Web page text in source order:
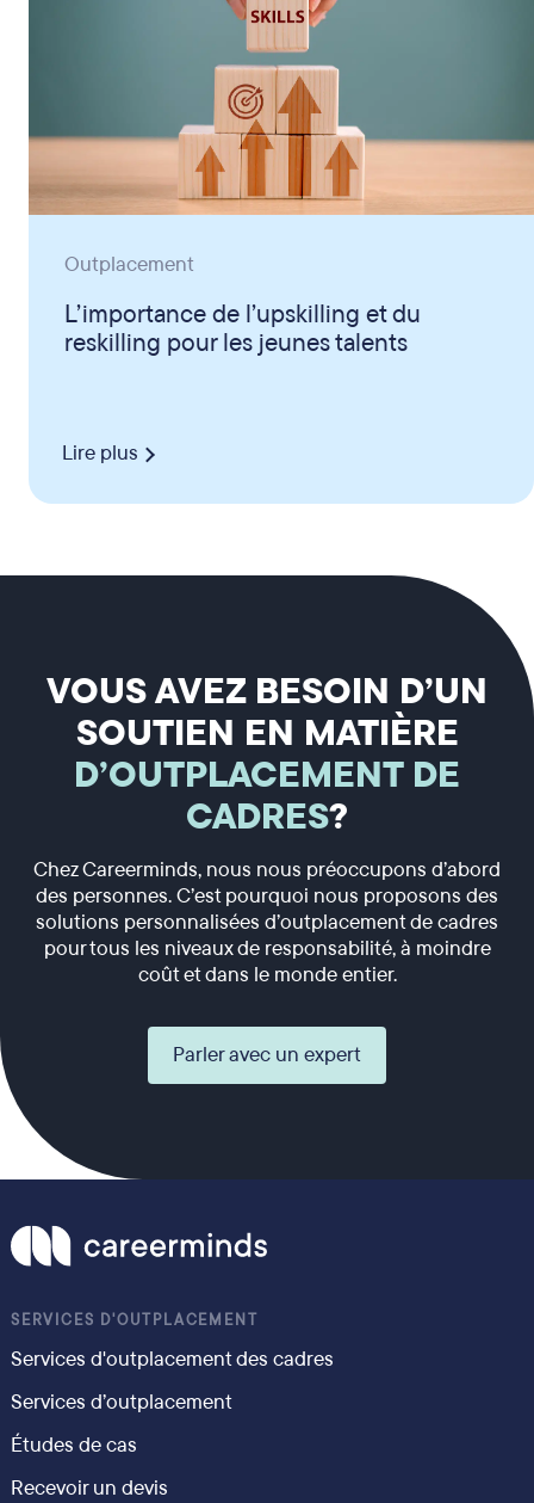
Outplacement
L’importance de l’upskilling et du
reskilling pour les jeunes talents
Lire plus
VOUS AVEZ BESOIN D’UN
SOUTIEN EN MATIÈRE
D’OUTPLACEMENT DE
CADRES?
Chez Careerminds, nous nous préoccupons d’abord
des personnes. C’est pourquoi nous proposons des
solutions personnalisées d’outplacement de cadres
pour tous les niveaux de responsabilité, à moindre
coût et dans le monde entier.
Parler avec un expert
SERVICES D'OUTPLACEMENT
Services d'outplacement des cadres
Services d’outplacement
Études de cas
Recevoir un devis